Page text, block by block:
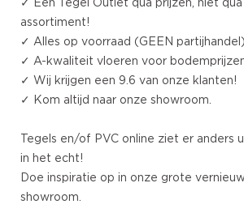
✓ Een Tegel Outlet qua prijzen, niet qua
assortiment!
✓ Alles op voorraad (GEEN partijhandel)
✓ A-kwaliteit vloeren voor
✓ Wij krijgen een 9.6 van onze klanten!
✓ Kom altijd naar onze showroom.
Tegels en/of PVC online ziet er anders
in het echt!
Doe inspiratie op in onze grote
showroom.